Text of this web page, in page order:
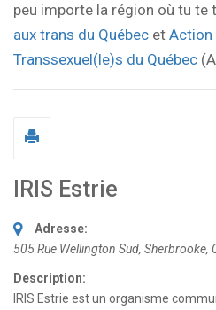
peu importe la région où tu te
aux trans du Québec et Action
Transsexuel(le)s du Québec
IRIS Estrie
Adresse:
505 Rue Wellington Sud, Sherbrooke,
Description:
IRIS Estrie est un organisme